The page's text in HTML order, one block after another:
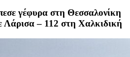
γέφυρα στη Θεσσαλονίκη
Λάρισα – 112 στη Χαλκιδική